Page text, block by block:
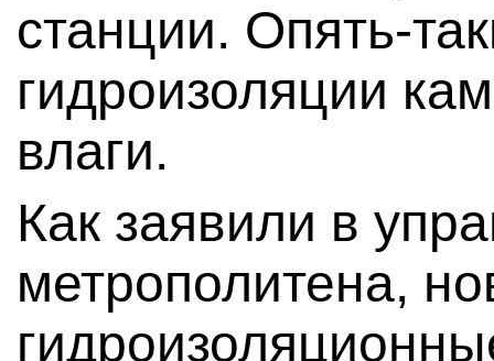
станции. Опять-
гидроизоляции
влаги.
Как заявили в
метрополитена,